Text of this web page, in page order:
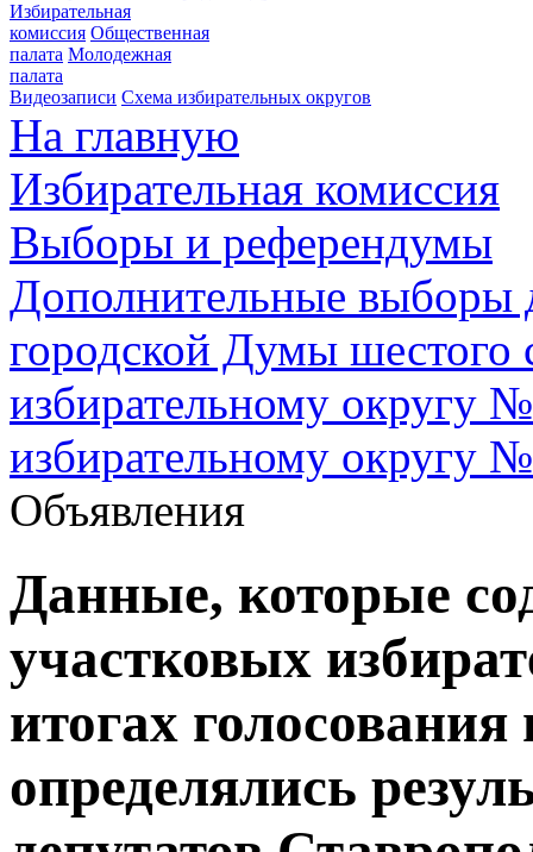
Избирательная
комиссия Общественная
палата Молодежная
палата
Видеозаписи Схема избирательных округов
На главную
Избирательная комиссия
Выборы и референдумы
Дополнительные выборы
городской Думы шестого
избирательному округу
избирательному округу
Объявления
Данные, которые
участковых
итогах
определялись